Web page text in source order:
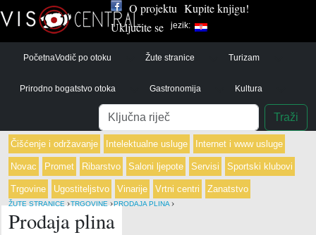
O projektu Kupite knjigu!
Uključite se
jezik:
PočetnaVodič po otoku Žute stranice Turizam
Prirodno bogatstvo otoka Gastronomija Kultura
Pretraga
Traži
Čišćenje i održavanje Intelektualne usluge Internet i www usluge
Novac Promet Ribarstvo Saloni ljepote Servisi Sportski klubovi
Trgovine Ugostiteljstvo Vinarije Vrtni centri Zanatstvo
ŽUTE STRANICE ›TRGOVINE ›PRODAJA PLINA ›
Prodaja plina